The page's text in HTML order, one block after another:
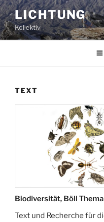
Zum
Inhalt
springen
LICHTUNG
Kollektiv
TEXT
Biodiversität, Böll Thema
Text und Recherche für